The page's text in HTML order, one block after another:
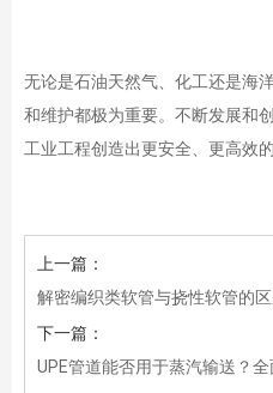
无论是石油天然气、化工还是海
和维护都极为重要。不断发展和
工业工程创造出更安全、更高效
上一篇：
解密编织类软管与挠性软管的区
下一篇：
UPE管道能否用于蒸汽输送？